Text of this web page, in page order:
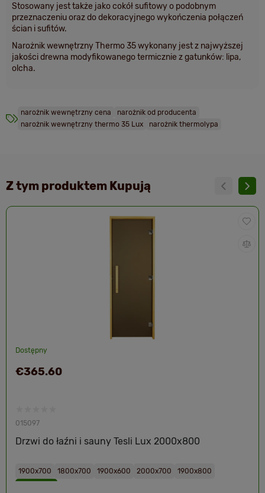
Stosowany jest także jako cokół sufitowy o podobnym
przeznaczeniu oraz do dekoracyjnego wykończenia połączeń
ścian i sufitów.
Narożnik wewnętrzny Thermo 35 wykonany jest z najwyższej
jakości drewna modyfikowanego termicznie z gatunków: lipa,
olcha.
narożnik wewnętrzny cena
narożnik od producenta
narożnik wewnętrzny thermo 35 Lux
narożnik thermolypa
Z tym produktem Kupują
Dostępny
015097
Drzwi do łaźni i sauny Tesli Lux 2000х800
€365.60
1900х700 1800х700 1900х600 2000х700
1900х800